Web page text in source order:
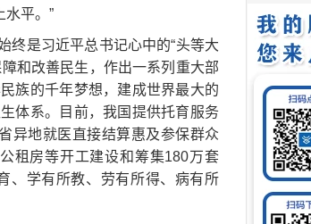
平。”
终是习近平总书记心中的“头等大
和改善民生，作出一系列重大部
族的千年梦想，建成世界最大的
体系。目前，我国提供托育服务
异地就医直接结算惠及参保群众
租房等开工建设和筹集180万套
、学有所教、劳有所得、病有所